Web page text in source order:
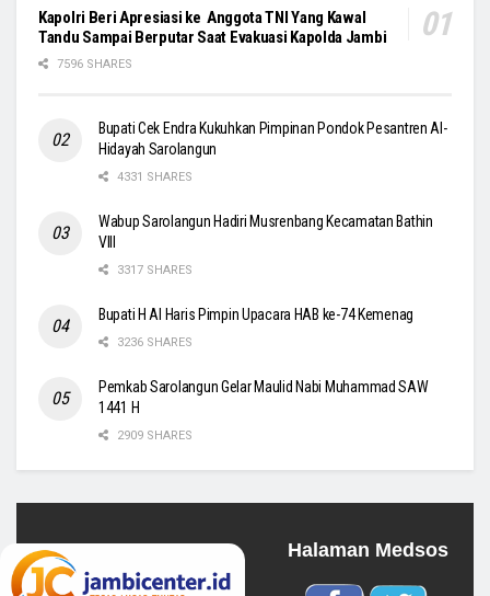
Kapolri Beri Apresiasi ke Anggota TNI Yang Kawal
Tandu Sampai Berputar Saat Evakuasi Kapolda Jambi
7596 SHARES
Bupati Cek Endra Kukuhkan Pimpinan Pondok Pesantren Al-
Hidayah Sarolangun
4331 SHARES
Wabup Sarolangun Hadiri Musrenbang Kecamatan Bathin
VIII
3317 SHARES
Bupati H Al Haris Pimpin Upacara HAB ke-74 Kemenag
3236 SHARES
Pemkab Sarolangun Gelar Maulid Nabi Muhammad SAW
1441 H
2909 SHARES
Halaman Medsos